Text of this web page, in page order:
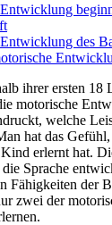
des
ihrer ersten 18
motorische
welche
hat das
erlernt hat.
Sprache
Fähigkeiten der
zwei der